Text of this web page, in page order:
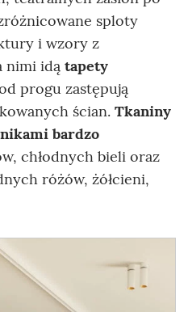
sploty
i wzory z
nimi idą tapety
progu zastępują
ścian. Tkaniny
bardzo
chłodnych bieli oraz
różów, żółcieni,